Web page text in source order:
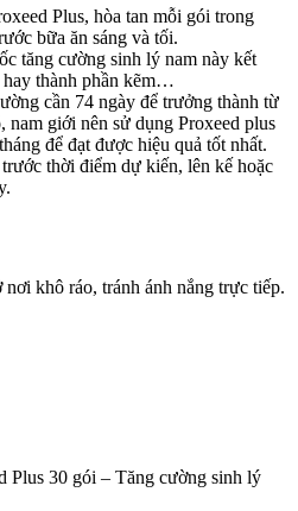
Plus, hòa tan mỗi gói trong
bữa ăn sáng và tối.
tăng cường sinh lý nam này kết
thành phần kẽm…
cần 74 ngày để trưởng thành từ
giới nên sử dụng Proxeed plus
để đạt được hiệu quả tốt nhất.
thời điểm dự kiến, lên kế hoặc
khô ráo, tránh ánh nắng trực tiếp.
Plus 30 gói – Tăng cường sinh lý